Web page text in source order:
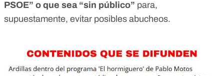
PSOE” o que sea “sin público” para,
supuestamente, evitar posibles abucheos.